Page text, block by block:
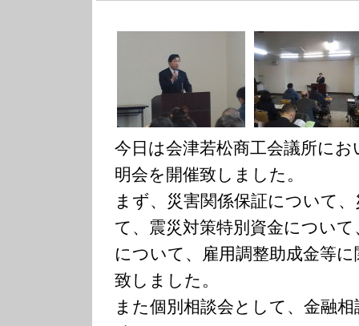
今日は会津若松商工会議所に
明会を開催致しました。
まず、災害関係保証について
て、震災対策特別資金につい
について、雇用調整助成金等
致しました。
また個別相談会として、金融